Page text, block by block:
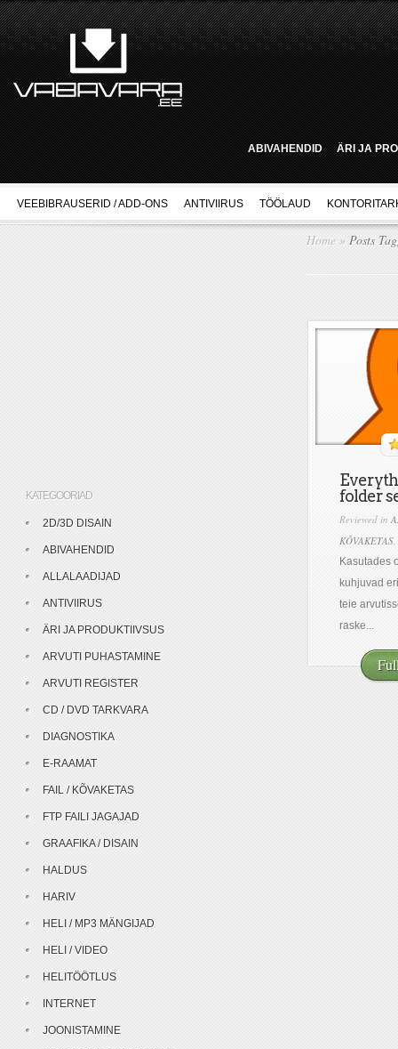
ABIVAHENDID ÄRI JA
VEEBIBRAUSERID / ADD-ONS ANTIVIIRUS TÖÖLAUD
Home » Posts
folder
Reviewed in
KÕVAKETAS,
Kasutades
kuhjuvad
teie
raske...
KATEGOORIAD
2D/3D DISAIN
ABIVAHENDID
ALLALAADIJAD
ANTIVIIRUS
ÄRI JA PRODUKTIIVSUS
ARVUTI PUHASTAMINE
ARVUTI REGISTER
CD / DVD TARKVARA
DIAGNOSTIKA
E-RAAMAT
FAIL / KÕVAKETAS
FTP FAILI JAGAJAD
GRAAFIKA / DISAIN
HALDUS
HARIV
HELI / MP3 MÄNGIJAD
HELI / VIDEO
HELITÖÖTLUS
INTERNET
JOONISTAMINE